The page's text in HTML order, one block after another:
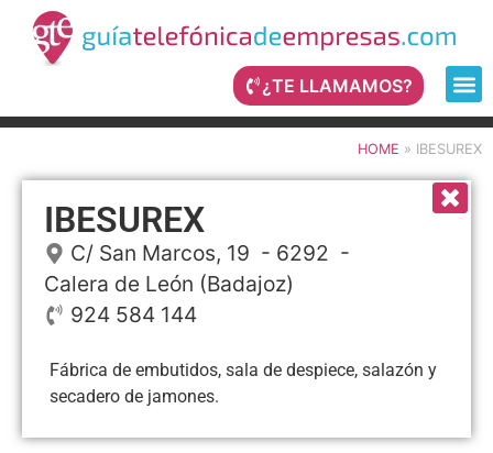
¿TE LLAMAMOS?
HOME » IBESUREX
IBESUREX
C/ San Marcos, 19 - 6292 -
Calera de León (Badajoz)
924 584 144
Fábrica de embutidos, sala de despiece, salazón y
secadero de jamones.